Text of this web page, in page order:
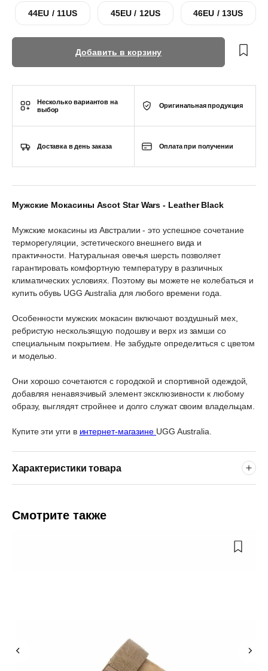
44EU / 11US 45EU / 12US 46EU / 13US
Добавить в корзину
Несколько вариантов на
выбор
Оригинальная продукция
Доставка в день заказа Оплата при получении
Мужские Мокасины Ascot Star Wars - Leather Black
Мужские мокасины из Австралии - это успешное сочетание
терморегуляции, эстетического внешнего вида и
практичности. Натуральная овечья шерсть позволяет
гарантировать комфортную температуру в различных
климатических условиях. Поэтому вы можете не колебаться и
купить обувь UGG Australia для любого времени года.
Особенности мужских мокасин включают воздушный мех,
ребристую нескользящую подошву и верх из замши со
специальным покрытием. Не забудьте определиться с цветом
и моделью.
Они хорошо сочетаются с городской и спортивной одеждой,
добавляя ненавязчивый элемент эксклюзивности к любому
образу, выглядят стройнее и долго служат своим владельцам.
Купите эти угги в интернет-магазине UGG Australia.
Характеристики товара
Смотрите также